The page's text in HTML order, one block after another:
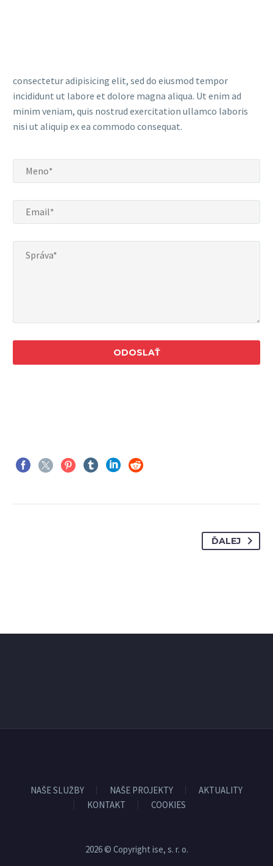
consectetur adipisicing elit, sed do eiusmod tempor
incididunt ut labore et dolore magna aliqua. Ut enim ad
minim veniam, quis nostrud exercitation ullamco laboris
nisi ut aliquip ex ea commodo consequat.
ĎALEJ
NAŠE SLUŽBY NAŠE PROJEKTY
AKTUALITY
KONTAKT
COOKIES
2026 © Copyright ise, s. r. o.